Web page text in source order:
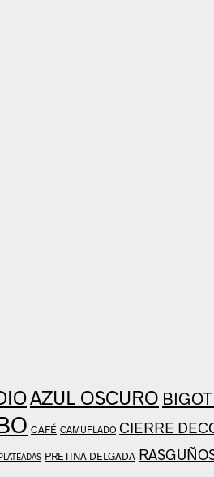
AZUL OSCURO
CAFÉ CAMUFLADO CIERRE
PRETINA DELGADA